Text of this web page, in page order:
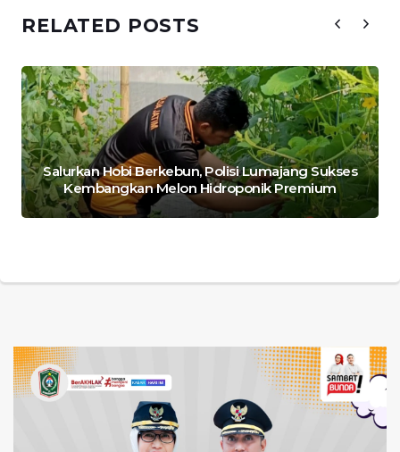
RELATED POSTS
Salurkan Hobi Berkebun, Polisi Lumajang Sukses
Kembangkan Melon Hidroponik Premium